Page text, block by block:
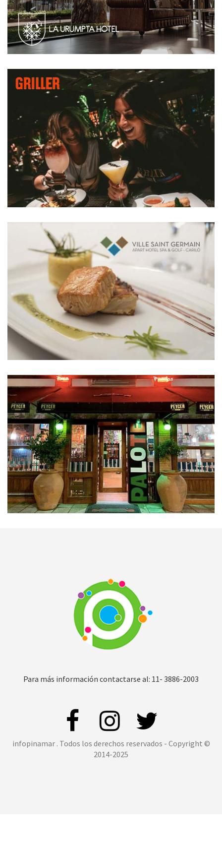
Para más información contactarse al: 11- 3886-2003
infopinamar . Todos los derechos reservados - Copyright ©
2014-2025